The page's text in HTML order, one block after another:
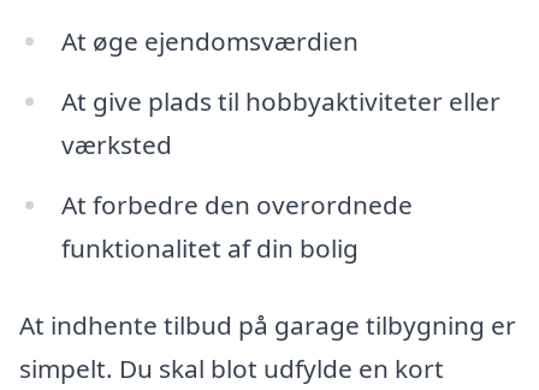
At øge ejendomsværdien
At give plads til hobbyaktiviteter eller
værksted
At forbedre den overordnede
funktionalitet af din bolig
At indhente tilbud på garage tilbygning er
simpelt. Du skal blot udfylde en kort